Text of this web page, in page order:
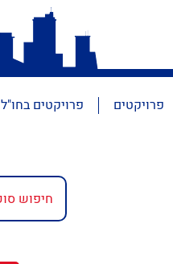
פרויקטים פרויקטים בחו"ל